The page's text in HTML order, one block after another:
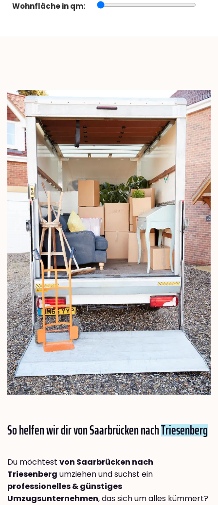
Wohnfläche in qm:
So helfen wir dir von Saarbrücken nachTriesenberg
Du möchtest von Saarbrücken nach
Triesenberg umziehen und suchst ein
professionelles & günstiges
Umzugsunternehmen, das sich um alles kümmert?